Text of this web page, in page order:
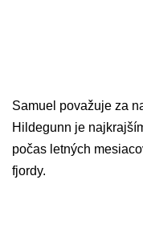
Samuel považuje za
Hildegunn je
počas letných
fjordy.